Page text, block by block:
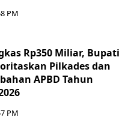
PM
Rp350 Miliar, Bupati
Pilkades dan
APBD Tahun
PM